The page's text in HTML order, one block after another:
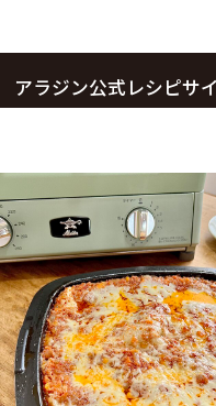
アラジン公式レシピサ